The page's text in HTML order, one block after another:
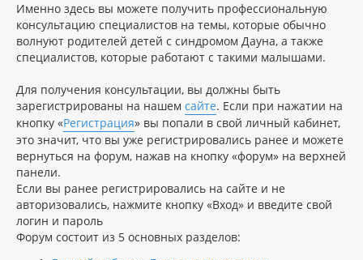
е
н
и
е
Именно здесь вы можете получить профессиональную
консультацию специалистов на темы, которые обычно
волнуют родителей детей с синдромом Дауна, а также
специалистов, которые работают с такими малышами.
Для получения консультации, вы должны быть
зарегистрированы на нашем сайте. Если при нажатии на
кнопку «Регистрация» вы попали в свой личный кабинет,
это значит, что вы уже регистрировались ранее и можете
вернуться на форум, нажав на кнопку «форум» на верхней
панели.
Если вы ранее регистрировались на сайте и не
авторизовались, нажмите кнопку «Вход» и введите свой
логин и пароль
Форум состоит из 5 основных разделов: